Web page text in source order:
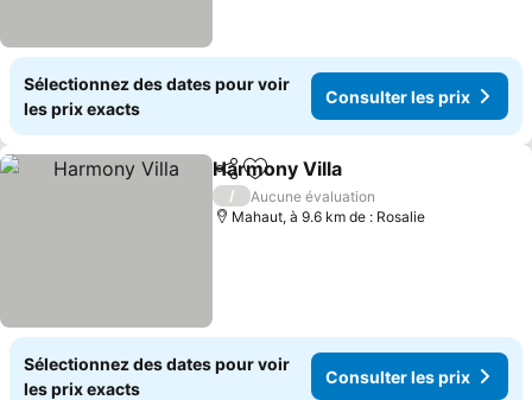
Sélectionnez des dates pour voir
les prix exacts
Consulter les prix
PartagerAjouter à mes favoris
Harmony Villa
/
Aucune évaluation
Mahaut, à 9.6 km de : Rosalie
Sélectionnez des dates pour voir
les prix exacts
Consulter les prix